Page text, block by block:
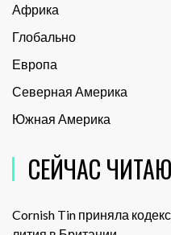
Африка
Глобально
Европа
Северная Америка
Южная Америка
СЕЙЧАС
Cornish Tin приняла